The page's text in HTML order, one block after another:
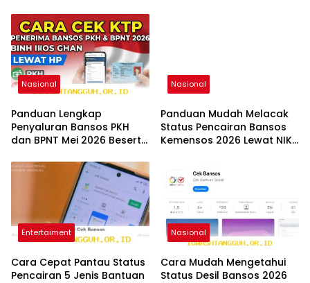
Nasional
Panduan Lengkap
Penyaluran Bansos PKH
dan BPNT Mei 2026 Beserta
Nasional
Panduan Mudah Melacak
Status Pencairan Bansos
Kemensos 2026 Lewat NIK
Entertaiment
Cara Cepat Pantau Status
Pencairan 5 Jenis Bantuan
Nasional
Cara Mudah Mengetahui
Status Desil Bansos 2026